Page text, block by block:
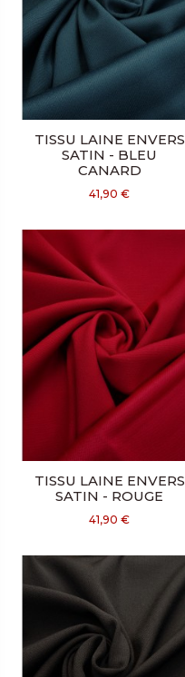
TISSU LAINE ENVERS
SATIN - BLEU
CANARD
41,90 €
TISSU LAINE ENVERS
SATIN - ROUGE
41,90 €